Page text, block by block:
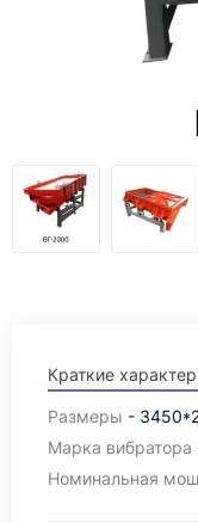
Краткие
Pазмеры -
Марка вибратора
Номинальная